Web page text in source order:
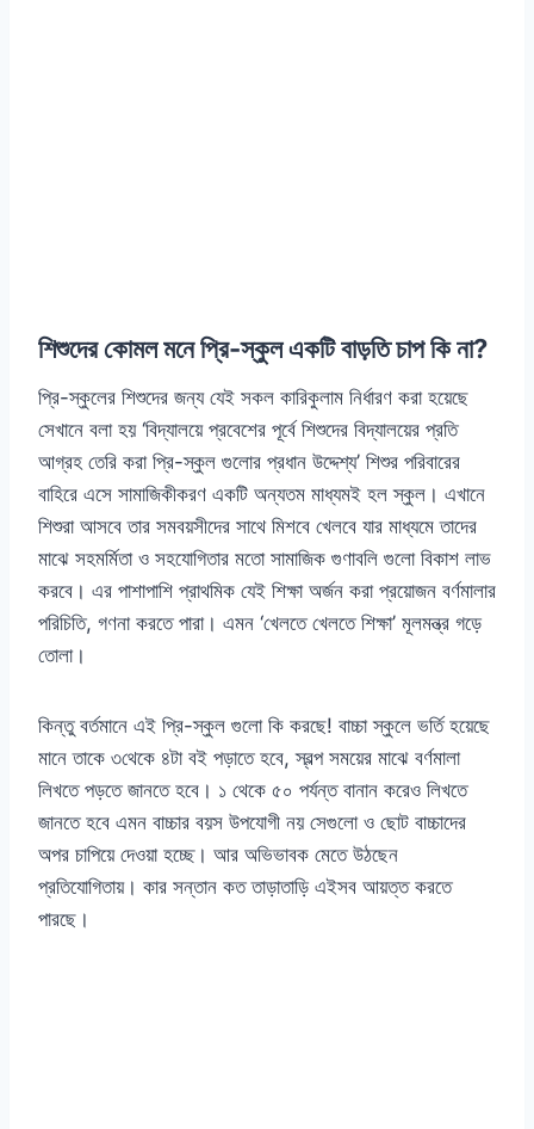
শিশুদের কোমল মনে প্রি-স্কুল একটি বাড়তি চাপ কি না?
প্রি-স্কুলের শিশুদের জন্য যেই সকল কারিকুলাম নির্ধারণ করা হয়েছে
সেখানে বলা হয় ‘বিদ্যালয়ে প্রবেশের পূর্বে শিশুদের বিদ্যালয়ের প্রতি
আগ্রহ তেরি করা প্রি-স্কুল গুলোর প্রধান উদ্দেশ্য’ শিশুর পরিবারের
বাহিরে এসে সামাজিকীকরণ একটি অন্যতম মাধ্যমই হল স্কুল। এখানে
শিশুরা আসবে তার সমবয়সীদের সাথে মিশবে খেলবে যার মাধ্যমে তাদের
মাঝে সহমর্মিতা ও সহযোগিতার মতো সামাজিক গুণাবলি গুলো বিকাশ লাভ
করবে। এর পাশাপাশি প্রাথমিক যেই শিক্ষা অর্জন করা প্রয়োজন বর্ণমালার
পরিচিতি, গণনা করতে পারা। এমন ‘খেলতে খেলতে শিক্ষা’ মূলমন্ত্র গড়ে
তোলা।
কিন্তু বর্তমানে এই প্রি-স্কুল গুলো কি করছে! বাচ্চা স্কুলে ভর্তি হয়েছে
মানে তাকে ৩থেকে ৪টা বই পড়াতে হবে, স্বল্প সময়ের মাঝে বর্ণমালা
লিখতে পড়তে জানতে হবে। ১ থেকে ৫০ পর্যন্ত বানান করেও লিখতে
জানতে হবে এমন বাচ্চার বয়স উপযোগী নয় সেগুলো ও ছোট বাচ্চাদের
অপর চাপিয়ে দেওয়া হচ্ছে। আর অভিভাবক মেতে উঠছেন
প্রতিযোগিতায়। কার সন্তান কত তাড়াতাড়ি এইসব আয়ত্ত করতে
পারছে।